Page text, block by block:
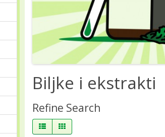
Biljke i ekstrakti
Refine Search